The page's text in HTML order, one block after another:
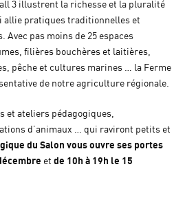
3 illustrent la richesse et la pluralité
allie pratiques traditionnelles et
Avec pas moins de 25 espaces
filières bouchères et laitières,
pêche et cultures marines … la Ferme
de notre agriculture régionale.
et ateliers pédagogiques,
d’animaux … qui raviront petits et
du Salon vous ouvre ses portes
etde 10h à 19h le 15